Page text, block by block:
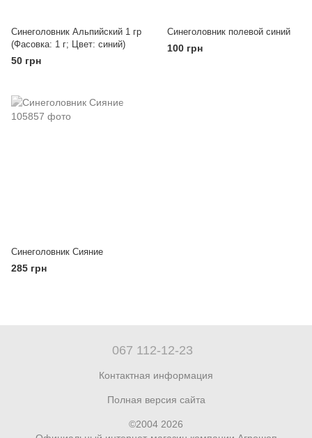
Синеголовник Альпийский 1 гр
(Фасовка: 1 г; Цвет: синий)
50 грн
Синеголовник полевой синий
100 грн
Синеголовник Сияние
285 грн
067 112-12-23
Контактная информация
Полная версия сайта
©2004 2026